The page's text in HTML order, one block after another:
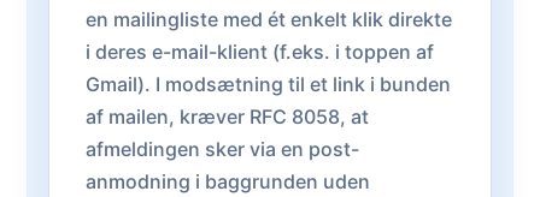
en mailingliste med ét enkelt klik direkte
i deres e-mail-klient (f.eks. i toppen af
Gmail). I modsætning til et link i bunden
af mailen, kræver RFC 8058, at
afmeldingen sker via en post-
anmodning i baggrunden uden